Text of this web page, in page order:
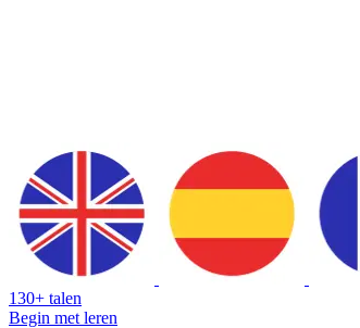
130+ talen
Begin met leren